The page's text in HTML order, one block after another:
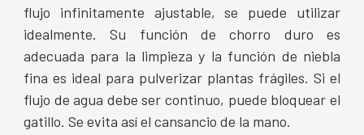
flujo infinitamente ajustable, se puede utilizar
idealmente. Su función de chorro duro es
adecuada para la limpieza y la función de niebla
fina es ideal para pulverizar plantas frágiles. Si el
flujo de agua debe ser continuo, puede bloquear el
gatillo. Se evita así el cansancio de la mano.